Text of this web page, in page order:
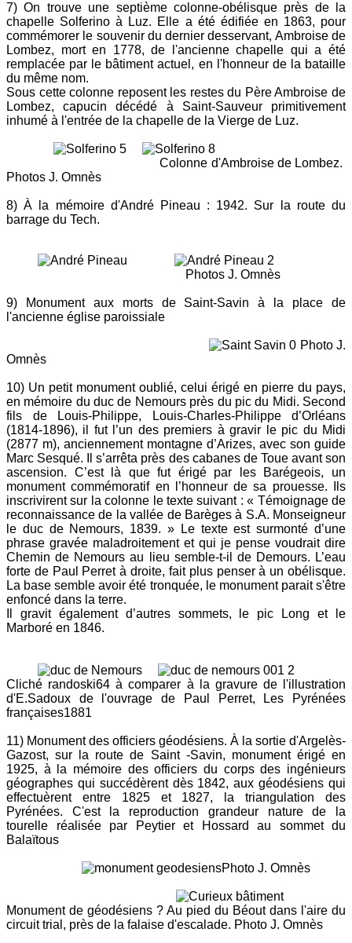
7) On trouve une septième colonne-obélisque près de la
chapelle Solferino à Luz. Elle a été édifiée en 1863, pour
commémorer le souvenir du dernier desservant, Ambroise de
Lombez, mort en 1778, de l'ancienne chapelle qui a été
remplacée par le bâtiment actuel, en l'honneur de la bataille
du même nom.
Sous cette colonne reposent les restes du Père Ambroise de
Lombez, capucin décédé à Saint-Sauveur primitivement
inhumé à l'entrée de la chapelle de la Vierge de Luz.
Colonne d'Ambroise de Lombez.
Photos J. Omnès
8) À la mémoire d'André Pineau : 1942. Sur la route du
barrage du Tech.
Photos J. Omnès
9) Monument aux morts de Saint-Savin à la place de
l'ancienne église paroissiale
Photo J.
Omnès
10) Un petit monument oublié, celui érigé en pierre du pays,
en mémoire du duc de Nemours près du pic du Midi. Second
fils de Louis-Philippe, Louis-Charles-Philippe d’Orléans
(1814-1896), il fut l’un des premiers à gravir le pic du Midi
(2877 m), anciennement montagne d’Arizes, avec son guide
Marc Sesqué. Il s’arrêta près des cabanes de Toue avant son
ascension. C’est là que fut érigé par les Barégeois, un
monument commémoratif en l’honneur de sa prouesse. Ils
inscrivirent sur la colonne le texte suivant : « Témoignage de
reconnaissance de la vallée de Barèges à S.A. Monseigneur
le duc de Nemours, 1839. » Le texte est surmonté d’une
phrase gravée maladroitement et qui je pense voudrait dire
Chemin de Nemours au lieu semble-t-il de Demours. L’eau
forte de Paul Perret à droite, fait plus penser à un obélisque.
La base semble avoir été tronquée, le monument parait s'être
enfoncé dans la terre.
Il gravit également d’autres sommets, le pic Long et le
Marboré en 1846.
Cliché randoski64 à comparer à la gravure de l'illustration
d'E.Sadoux de l'ouvrage de Paul Perret, Les Pyrénées
françaises1881
11) Monument des officiers géodésiens. À la sortie d'Argelès-
Gazost, sur la route de Saint -Savin, monument érigé en
1925, à la mémoire des officiers du corps des ingénieurs
géographes qui succédèrent dès 1842, aux géodésiens qui
effectuèrent entre 1825 et 1827, la triangulation des
Pyrénées. C'est la reproduction grandeur nature de la
tourelle réalisée par Peytier et Hossard au sommet du
Balaïtous
Photo J. Omnès
Monument de géodésiens ? Au pied du Béout dans l'aire du
circuit trial, près de la falaise d'escalade. Photo J. Omnès